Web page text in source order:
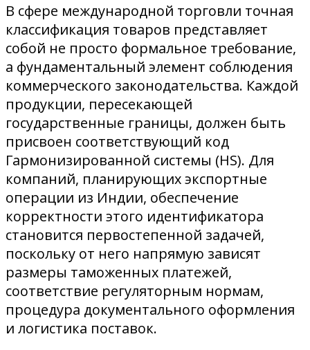
В сфере международной торговли точная
классификация товаров представляет
собой не просто формальное требование,
а фундаментальный элемент соблюдения
коммерческого законодательства. Каждой
продукции, пересекающей
государственные границы, должен быть
присвоен соответствующий код
Гармонизированной системы (HS). Для
компаний, планирующих экспортные
операции из Индии, обеспечение
корректности этого идентификатора
становится первостепенной задачей,
поскольку от него напрямую зависят
размеры таможенных платежей,
соответствие регуляторным нормам,
процедура документального оформления
и логистика поставок.